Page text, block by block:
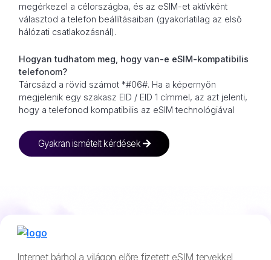
megérkezel a célországba, és az eSIM-et aktívként
választod a telefon beállításaiban (gyakorlatilag az első
hálózati csatlakozásnál).
Hogyan tudhatom meg, hogy van-e eSIM-kompatibilis
telefonom?
Tárcsázd a rövid számot *#06#. Ha a képernyőn
megjelenik egy szakasz EID / EID 1 címmel, az azt jelenti,
hogy a telefonod kompatibilis az eSIM technológiával
Gyakran ismételt kérdések
Internet bárhol a világon előre fizetett eSIM tervekkel